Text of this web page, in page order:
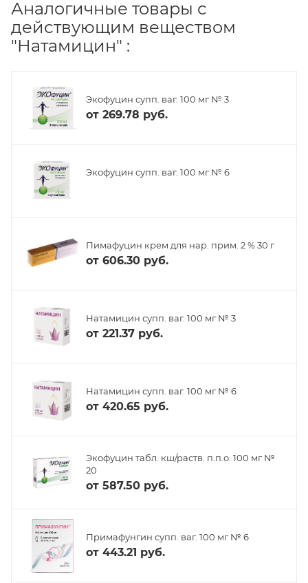
Аналогичные товары с
действующим веществом
"Натамицин" :
Экофуцин супп. ваг. 100 мг № 3
от 269.78 руб.
Экофуцин супп. ваг. 100 мг № 6
Пимафуцин крем для нар. прим. 2 % 30 г
от 606.30 руб.
Натамицин супп. ваг. 100 мг № 3
от 221.37 руб.
Натамицин супп. ваг. 100 мг № 6
от 420.65 руб.
Экофуцин табл. кш/раств. п.п.о. 100 мг №
20
от 587.50 руб.
Примафунгин супп. ваг. 100 мг № 6
от 443.21 руб.